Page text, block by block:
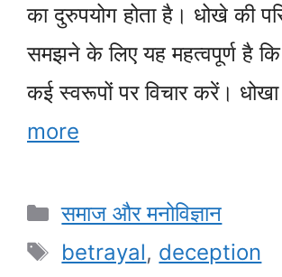
का दुरुपयोग होता है। धोखे की
समझने के लिए यह महत्वपूर्ण है
कई स्वरूपों पर विचार करें।
more
Categories
समाज और मनोविज्ञान
Tags
betrayal, deception